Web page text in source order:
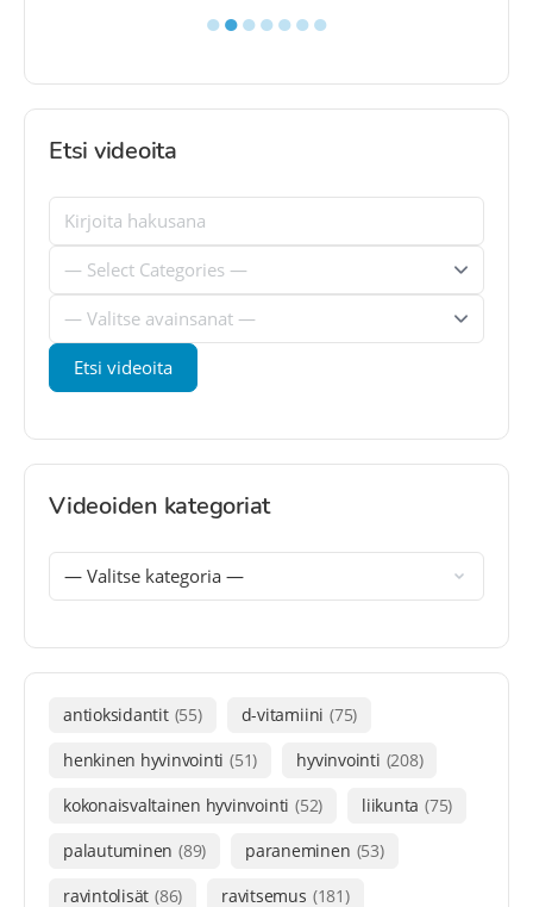
●●●●●●●
Etsi videoita
Videoiden kategoriat
antioksidantit (55) d-vitamiini (75)
henkinen hyvinvointi (51) hyvinvointi (208)
kokonaisvaltainen hyvinvointi (52) liikunta (75)
palautuminen (89) paraneminen (53)
ravintolisät (86) ravitsemus (181)